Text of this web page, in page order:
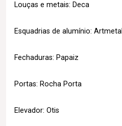
Louças e metais: Deca
Esquadrias de alumínio: Artmetal
Fechaduras: Papaiz
Portas: Rocha Porta
Elevador: Otis